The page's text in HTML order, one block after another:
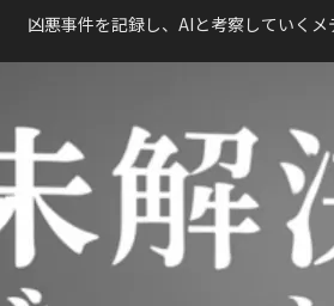
凶悪事件を記録し、AIと考察していくメ